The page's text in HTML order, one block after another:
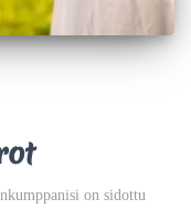
on sidottu